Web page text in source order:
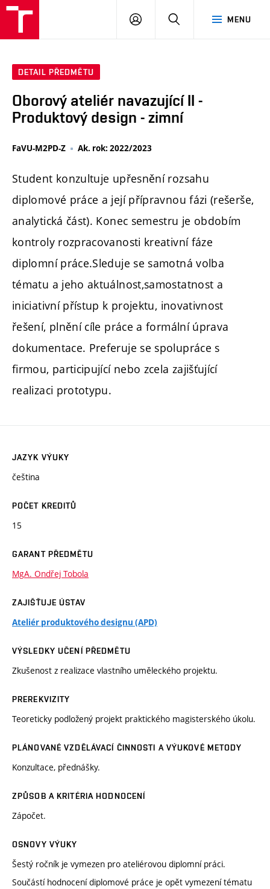
MENU
PŘIHLÁSIT
DETAIL PŘEDMĚTU
Oborový ateliér navazující II -
Produktový design - zimní
FaVU-M2PD-Z Ak. rok: 2022/2023
Student konzultuje upřesnění rozsahu
diplomové práce a její přípravnou fázi (rešerše,
analytická část). Konec semestru je obdobím
kontroly rozpracovanosti kreativní fáze
diplomní práce.Sleduje se samotná volba
tématu a jeho aktuálnost,samostatnost a
iniciativní přístup k projektu, inovativnost
řešení, plnění cíle práce a formální úprava
dokumentace. Preferuje se spolupráce s
firmou, participující nebo zcela zajišťující
realizaci prototypu.
JAZYK VÝUKY
čeština
POČET KREDITŮ
15
GARANT PŘEDMĚTU
MgA. Ondřej Tobola
ZAJIŠŤUJE ÚSTAV
Ateliér produktového designu (APD)
VÝSLEDKY UČENÍ PŘEDMĚTU
Zkušenost z realizace vlastního uměleckého projektu.
PREREKVIZITY
Teoreticky podložený projekt praktického magisterského úkolu.
PLÁNOVANÉ VZDĚLÁVACÍ ČINNOSTI A VÝUKOVÉ METODY
Konzultace, přednášky.
ZPŮSOB A KRITÉRIA HODNOCENÍ
Zápočet.
OSNOVY VÝUKY
Šestý ročník je vymezen pro ateliérovou diplomní práci.
Součástí hodnocení diplomové práce je opět vymezení tématu